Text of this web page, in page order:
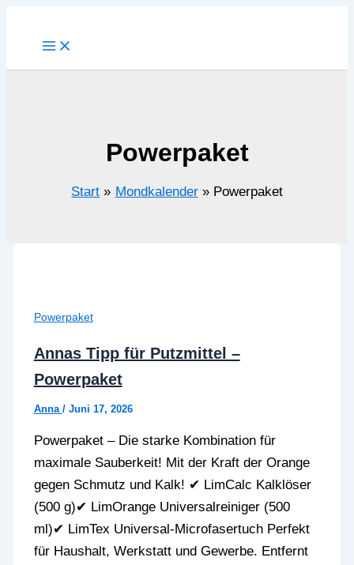
Powerpaket
Start Mondkalender Powerpaket
Powerpaket
Annas Tipp für Putzmittel –
Powerpaket
Anna / Juni 17, 2026
Powerpaket – Die starke Kombination für
maximale Sauberkeit! Mit der Kraft der Orange
gegen Schmutz und Kalk! ✔ LimCalc Kalklöser
(500 g)✔ LimOrange Universalreiniger (500
ml)✔ LimTex Universal-Microfasertuch Perfekt
für Haushalt, Werkstatt und Gewerbe. Entfernt